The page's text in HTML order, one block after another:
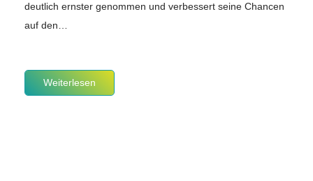
deutlich ernster genommen und verbessert seine Chancen
auf den…
Weiterlesen